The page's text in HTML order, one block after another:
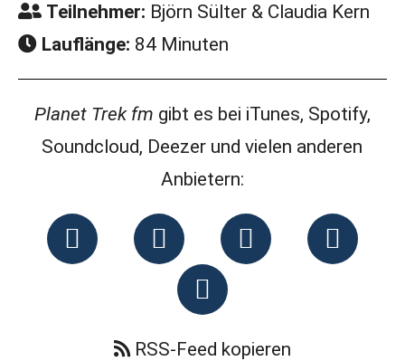
Teilnehmer: Björn Sülter & Claudia Kern
Lauflänge: 84 Minuten
Planet Trek fm gibt es bei iTunes, Spotify,
Soundcloud, Deezer und vielen anderen
Anbietern:
RSS-Feed kopieren